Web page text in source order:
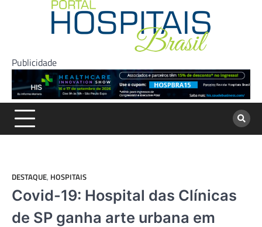
Publicidade
DESTAQUE, HOSPITAIS
Covid-19: Hospital das Clínicas
de SP ganha arte urbana em